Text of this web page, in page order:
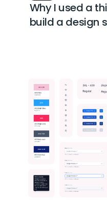
Why I used a
build a design